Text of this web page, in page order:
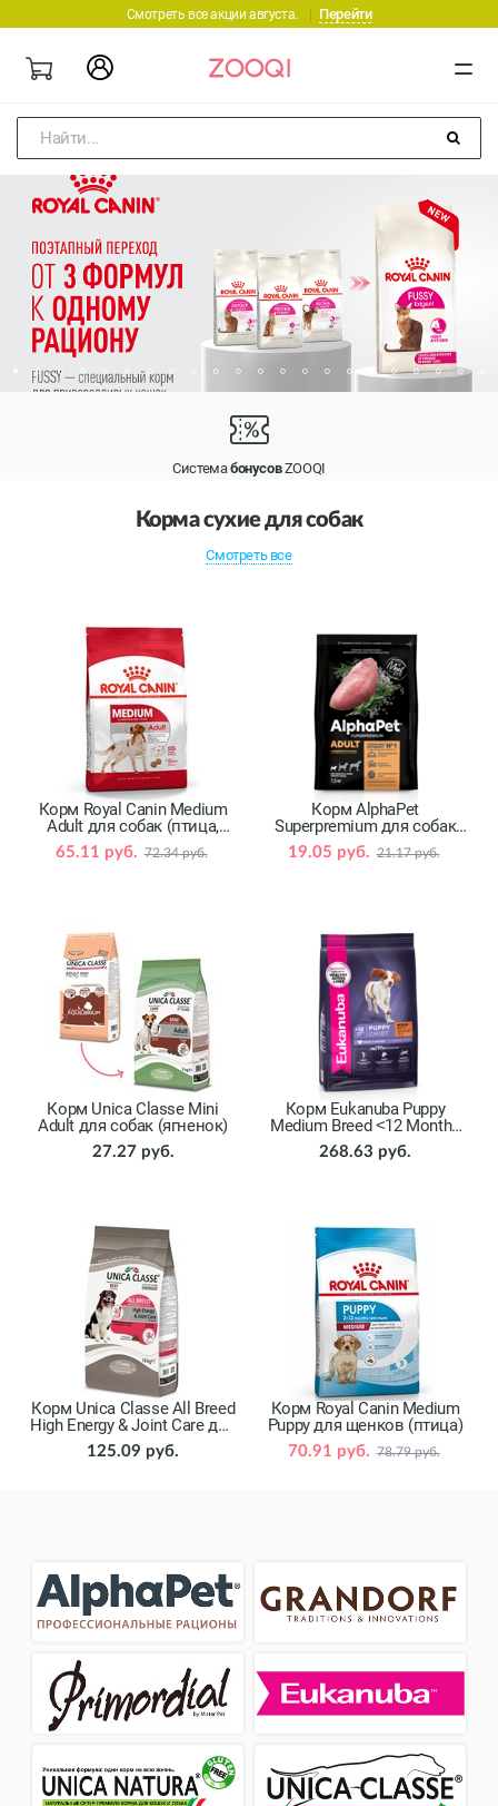
Смотреть все акции августа. Перейти
Найти...
СистемабонусовZOOQI
Корма сухие для собак
Смотреть все
Корм Royal Canin Medium
Adult для собак (птица,
свинина)
65.11 руб. 72.34 руб.
Корм AlphaPet
Superpremium для собак
(индейка, рис)
19.05 руб. 21.17 руб.
Корм Unica Classe Mini
Adult для собак (ягненок)
27.27 руб.
Корм Eukanuba Puppy
Medium Breed ˂12 Months
для щенков (птица)
268.63 руб.
Корм Unica Classe All Breed
High Energy & Joint Care для
собак (говядина)
125.09 руб.
Корм Royal Canin Medium
Puppy для щенков (птица)
70.91 руб. 78.79 руб.